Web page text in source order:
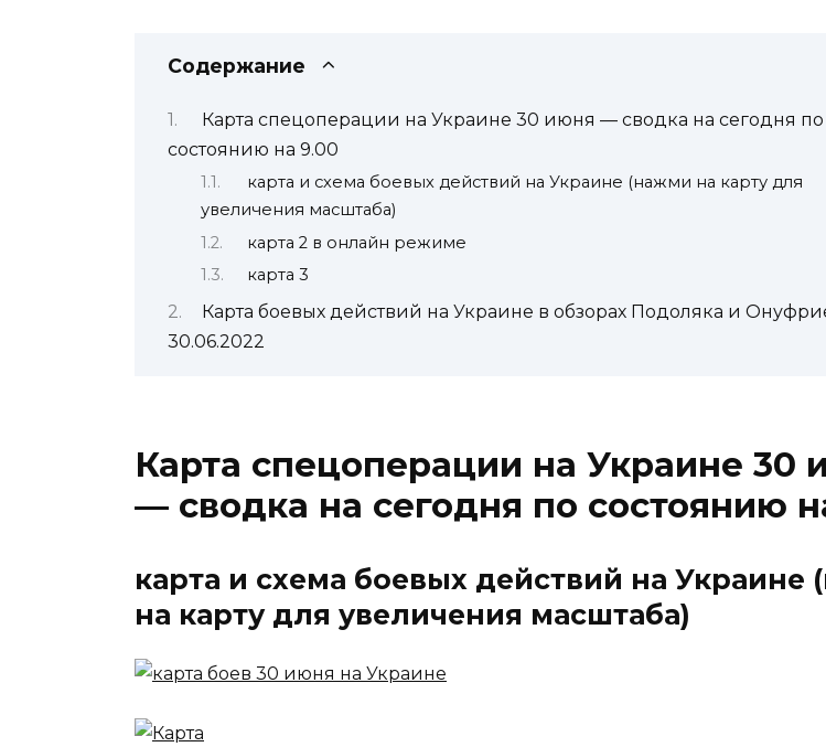
Содержание
Карта спецоперации на Украине 30 июня — сводка на сегодня по
состоянию на 9.00
карта и схема боевых действий на Украине (нажми на карту для
увеличения масштаба)
карта 2 в онлайн режиме
карта 3
Карта боевых действий на Украине в обзорах Подоляка и
30.06.2022
Карта спецоперации на Украине 30
— сводка на сегодня по состоянию
карта и схема боевых действий на Украине
на карту для увеличения масштаба)